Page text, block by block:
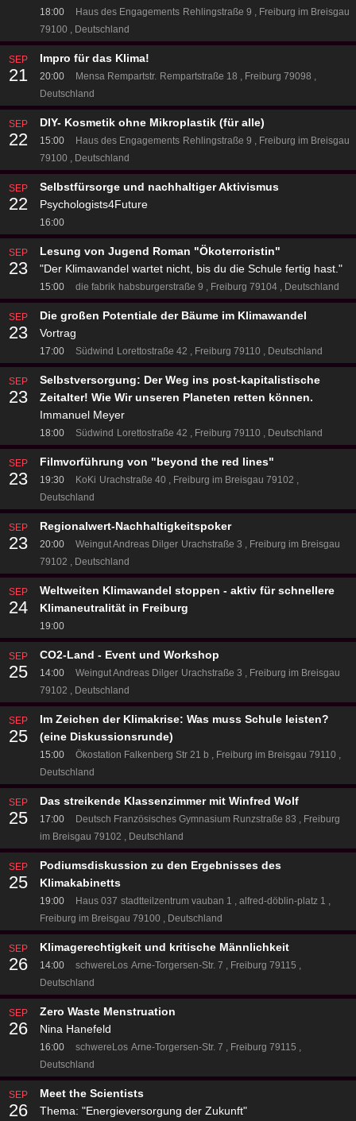
18:00 Haus des Engagements Rehlingstraße 9
Freiburg im Breisgau
79100
Deutschland
SEP
21
Impro für das Klima!
20:00 Mensa Rempartstr. Rempartstraße 18
Freiburg 79098
Deutschland
SEP
22
DIY- Kosmetik ohne Mikroplastik (für alle)
15:00 Haus des Engagements Rehlingstraße 9
Freiburg im Breisgau
79100
Deutschland
SEP
22
Selbstfürsorge und nachhaltiger Aktivismus
Psychologists4Future
16:00
SEP
23
Lesung von Jugend Roman "Ökoterroristin"
"Der Klimawandel wartet nicht, bis du die Schule fertig hast."
15:00 die fabrik habsburgerstraße 9 Freiburg 79104 Deutschland
SEP
23
Die großen Potentiale der Bäume im Klimawandel
Vortrag
17:00 Südwind Lorettostraße 42 Freiburg 79110 Deutschland
SEP
23
Selbstversorgung: Der Weg ins post-kapitalistische
Zeitalter! Wie Wir unseren Planeten retten können.
Immanuel Meyer
18:00 Südwind Lorettostraße 42 Freiburg 79110 Deutschland
SEP
23
Filmvorführung von "beyond the red lines"
19:30 KoKi Urachstraße 40
Freiburg im Breisgau 79102
Deutschland
SEP
23
Regionalwert-Nachhaltigkeitspoker
20:00 Weingut Andreas Dilger Urachstraße 3
Freiburg im Breisgau
79102
Deutschland
SEP
24
Weltweiten Klimawandel stoppen - aktiv für schnellere
Klimaneutralität in Freiburg
19:00
SEP
25
CO2-Land - Event und Workshop
14:00 Weingut Andreas Dilger Urachstraße 3
Freiburg im Breisgau
79102
Deutschland
SEP
25
Im Zeichen der Klimakrise: Was muss Schule leisten?
(eine Diskussionsrunde)
15:00 Ökostation Falkenberg Str 21 b
Freiburg im Breisgau 79110
Deutschland
SEP
25
Das streikende Klassenzimmer mit Winfred Wolf
17:00 Deutsch Französisches Gymnasium Runzstraße 83
Freiburg
im Breisgau 79102
Deutschland
SEP
25
Podiumsdiskussion zu den Ergebnisses des
Klimakabinetts
19:00 Haus 037 stadtteilzentrum vauban 1
alfred-döblin-platz 1
Freiburg im Breisgau 79100
Deutschland
SEP
26
Klimagerechtigkeit und kritische Männlichkeit
14:00 schwereLos Arne-Torgersen-Str. 7
Freiburg 79115
Deutschland
SEP
26
Zero Waste Menstruation
Nina Hanefeld
16:00 schwereLos Arne-Torgersen-Str. 7
Freiburg 79115
Deutschland
SEP
26
Meet the Scientists
Thema: "Energieversorgung der Zukunft"